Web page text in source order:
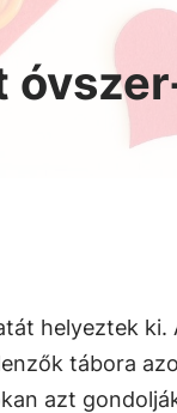
helyeztek ki.
tábora
azt